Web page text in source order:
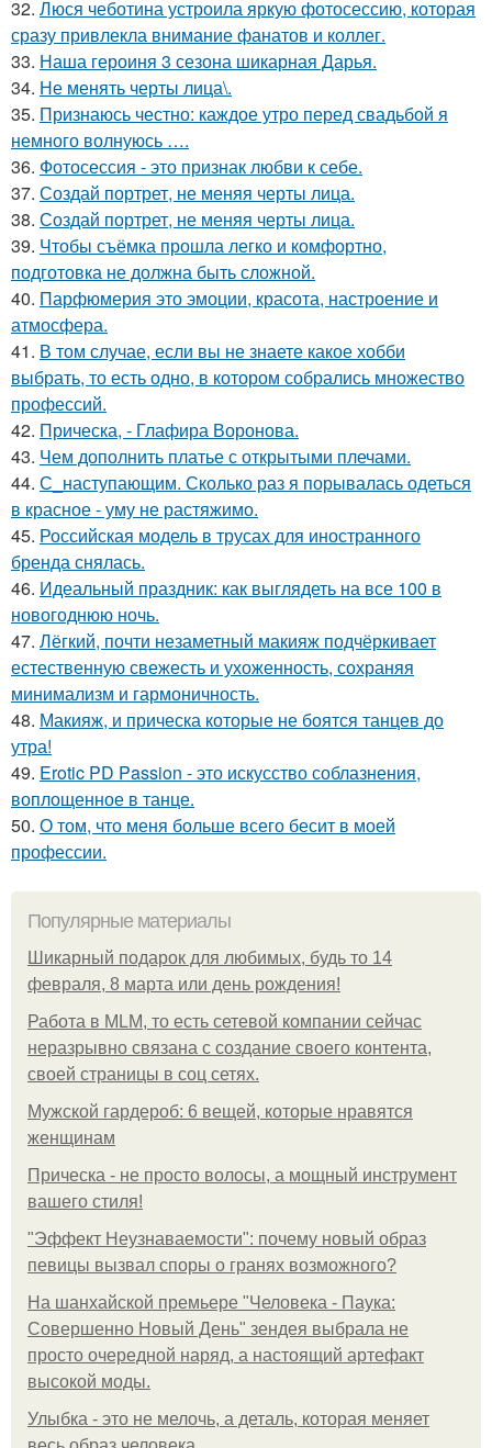
32. Люся чеботина устроила яркую фотосессию, которая
сразу привлекла внимание фанатов и коллег.
33. Наша героиня 3 сезона шикарная Дарья.
34. Не менять черты лица\.
35. Признаюсь честно: каждое утро перед свадьбой я
немного волнуюсь ….
36. Фотосессия - это признак любви к себе.
37. Создай портрет, не меняя черты лица.
38. Создай портрет, не меняя черты лица.
39. Чтобы съёмка прошла легко и комфортно,
подготовка не должна быть сложной.
40. Парфюмерия это эмоции, красота, настроение и
атмосфера.
41. В том случае, если вы не знаете какое хобби
выбрать, то есть одно, в котором собрались множество
профессий.
42. Прическа, - Глафира Воронова.
43. Чем дополнить платье с открытыми плечами.
44. С_наступающим. Сколько раз я порывалась одеться
в красное - уму не растяжимо.
45. Российская модель в трусах для иностранного
бренда снялась.
46. Идеальный праздник: как выглядеть на все 100 в
новогоднюю ночь.
47. Лёгкий, почти незаметный макияж подчёркивает
естественную свежесть и ухоженность, сохраняя
минимализм и гармоничность.
48. Макияж, и прическа которые не боятся танцев до
утра!
49. Erotic PD Passion - это искусство соблазнения,
воплощенное в танце.
50. О том, что меня больше всего бесит в моей
профессии.
Популярные материалы
Шикарный подарок для любимых, будь то 14
февраля, 8 марта или день рождения!
Работа в MLM, то есть сетевой компании сейчас
неразрывно связана с создание своего контента,
своей страницы в соц сетях.
Мужской гардероб: 6 вещей, которые нравятся
женщинам
Прическа - не просто волосы, а мощный инструмент
вашего стиля!
"Эффект Неузнаваемости": почему новый образ
певицы вызвал споры о гранях возможного?
На шанхайской премьере "Человека - Паука:
Совершенно Новый День" зендея выбрала не
просто очередной наряд, а настоящий артефакт
высокой моды.
Улыбка - это не мелочь, а деталь, которая меняет